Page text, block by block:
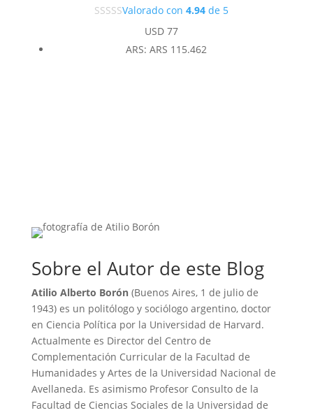
Valorado con 4.94de 5
USD77
ARS: ARS 115.462
Sobre el Autor de este Blog
Atilio Alberto Borón(Buenos Aires, 1 de julio de
1943) es un politólogo y sociólogo argentino, doctor
en Ciencia Política por la Universidad de Harvard.
Actualmente es Director del Centro de
Complementación Curricular de la Facultad de
Humanidades y Artes de la Universidad Nacional de
Avellaneda. Es asimismo Profesor Consulto de la
Facultad de Ciencias Sociales de la Universidad de